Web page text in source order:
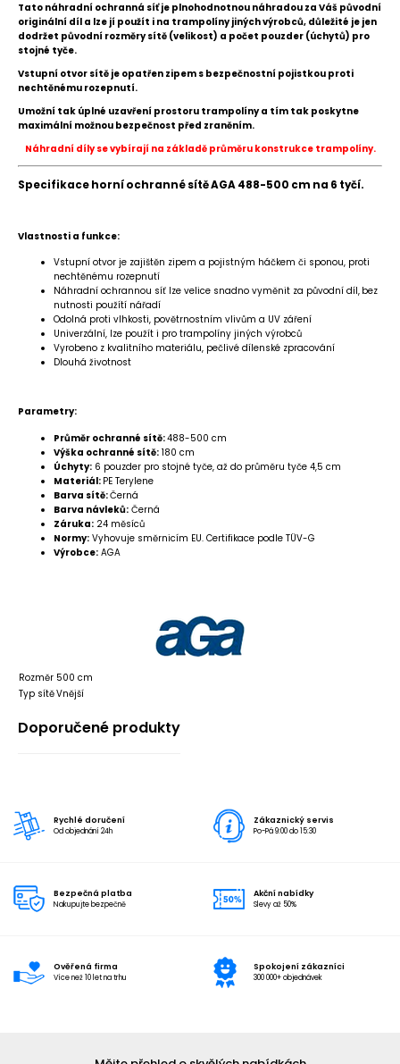
Tato náhradní ochranná síť je plnohodnotnou náhradou za Váš původní
originální díl a lze jí použít i na trampolíny jiných výrobců, důležité je jen
dodržet původní rozměry sítě (velikost) a počet pouzder (úchytů) pro
stojné tyče.
Vstupní otvor sítě je opatřen zipem s bezpečnostní pojistkou proti
nechtěnému rozepnutí.
Umožní tak úplné uzavření prostoru trampolíny a tím tak poskytne
maximální možnou bezpečnost před zraněním.
Náhradní díly se vybírají na základě průměru konstrukce trampolíny.
Specifikace horní ochranné sítě AGA 488-500 cm na 6 tyčí.
Vlastnosti a funkce:
Vstupní otvor je zajištěn zipem a pojistným háčkem či sponou, proti
nechtěnému rozepnutí
Náhradní ochrannou síť lze velice snadno vyměnit za původní díl, bez
nutnosti použítí nářadí
Odolná proti vlhkosti, povětrnostním vlivům a UV záření
Univerzální, lze použít i pro trampolíny jiných výrobců
Vyrobeno z kvalitního materiálu, pečlivé dílenské zpracování
Dlouhá životnost
Parametry:
Průměr ochranné sítě:488-500 cm
Výška ochranné sítě: 180 cm
Úchyty: 6 pouzder pro stojné tyče, až do průměru tyče 4,5 cm
Materiál: PE Terylene
Barva sítě:Černá
Barva návleků: Černá
Záruka: 24 měsíců
Normy: Vyhovuje směrnicím EU. Certifikace podle TÜV-G
Výrobce: AGA
Rozměr 500 cm
Typ sítěVnější
Doporučené produkty
Rychlé doručení
Od objednání 24h
Zákaznický servis
Po-Pá 9:00 do 15:30
Bezpečná platba
Nakupujte bezpečně
Akční nabídky
Slevy až 50%
Ověřená firma
Více než 10 let na trhu
Spokojení zákazníci
300 000+ objednávek